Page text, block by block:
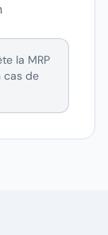
la MRP
cas de